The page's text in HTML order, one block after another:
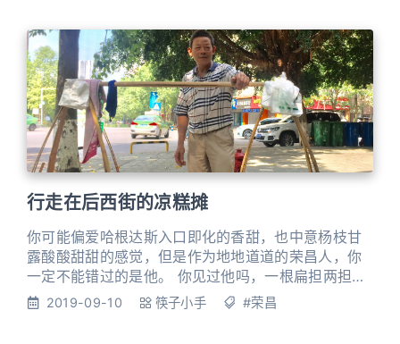
文件】 这段话可以说是地地道道的荣昌方言了。荣昌
区的方言较复杂，但基本可以分为五种。虽然手手是
土生土长的荣昌人，但也
行走在后西街的凉糕摊
你可能偏爱哈根达斯入口即化的香甜，也中意杨枝甘
露酸酸甜甜的感觉，但是作为地地道道的荣昌人，你
一定不能错过的是他。 你见过他吗，一根扁担两担凉
糕，走街串巷眯眯笑。他用四十年见证着荣昌城，他
用两只脚丈量了北门到后西街有多少块青石板，他住
2019-09-10 筷子小手 #荣昌